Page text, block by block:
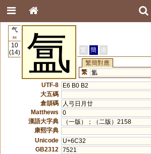
气
84
10
(14)
氲 繁 簡
港
繁簡對應
繁 氳
UTF-8
E6 B0 B2
大五碼
倉頡碼
人弓日月廿
Matthews
0
漢語大字典
（一版）；（二版）2158
康熙字典
Unicode
U+6C32
GB2312
7521